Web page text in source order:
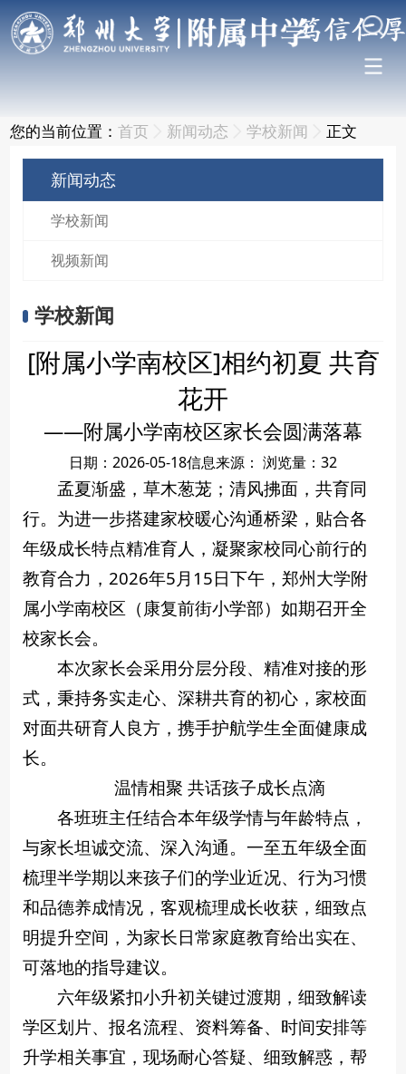
您的当前位置：首页 新闻动态 学校新闻 正文
新闻动态
学校新闻
视频新闻
学校新闻
[附属小学南校区]相约初夏 共育
花开
——附属小学南校区家长会圆满落幕
日期：2026-05-18信息来源： 浏览量： 32
孟夏渐盛，草木葱茏；清风拂面，共育同
行。为进一步搭建家校暖心沟通桥梁，贴合各
年级成长特点精准育人，凝聚家校同心前行的
教育合力，2026年5月15日下午，郑州大学附
属小学南校区（康复前街小学部）如期召开全
校家长会。
本次家长会采用分层分段、精准对接的形
式，秉持务实走心、深耕共育的初心，家校面
对面共研育人良方，携手护航学生全面健康成
长。
温情相聚 共话孩子成长点滴
各班班主任结合本年级学情与年龄特点，
与家长坦诚交流、深入沟通。一至五年级全面
梳理半学期以来孩子们的学业近况、行为习惯
和品德养成情况，客观梳理成长收获，细致点
明提升空间，为家长日常家庭教育给出实在、
可落地的指导建议。
六年级紧扣小升初关键过渡期，细致解读
学区划片、报名流程、资料筹备、时间安排等
升学相关事宜，现场耐心答疑、细致解惑，帮